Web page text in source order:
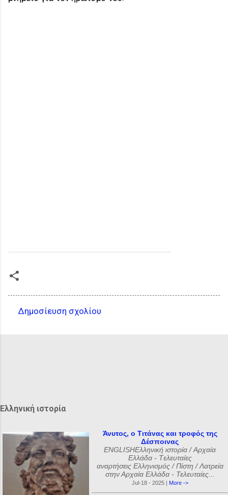
Δημοσίευση σχολίου
Ελληνική ιστορία
Άνυτος, ο Τιτάνας και τροφός της
Δέσποινας
ENGLISHΕλληνική ιστορία / Αρχαία
Ελλάδα - Tελευταίες
αναρτήσεις Ελληνισμός / Πίστη / Λατρεία
στην Αρχαία Ελλάδα - Τελευταίες...
Jul-18 - 2025 | More ->